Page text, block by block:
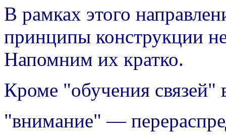
В рамках этого
принципы конструкции
Напомним их кратко.
Кроме "обучения
"внимание" —